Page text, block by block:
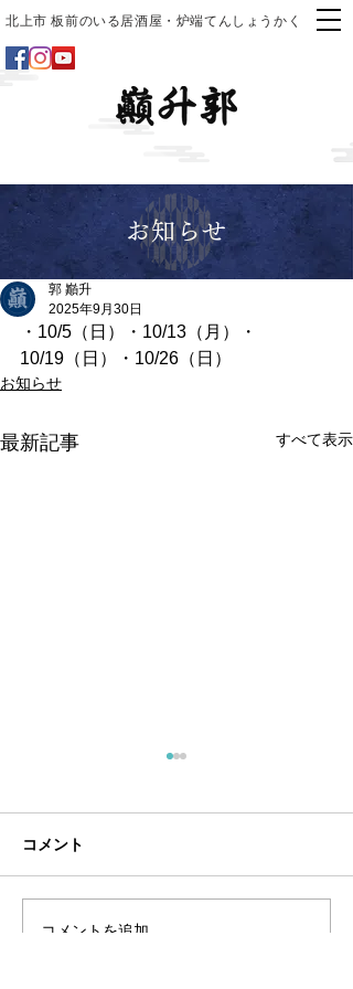
北上市 板前のいる居酒屋・炉端てんしょうかく
お知らせ
郭 巓升
2025年9月30日
・10/5（日）・10/13（月）・
10/19（日）・10/26（日）
お知らせ
最新記事 すべて表示
・7/5（日）・7/12（日）・
7/20（月）・7/26（日）
コメント
コメントを追加…